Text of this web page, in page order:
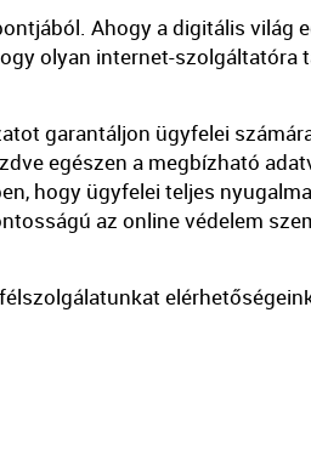
Ahogy a digitális világ
olyan internet-szolgáltatóra
garantáljon ügyfelei
egészen a megbízható
hogy ügyfelei teljes
az online védelem